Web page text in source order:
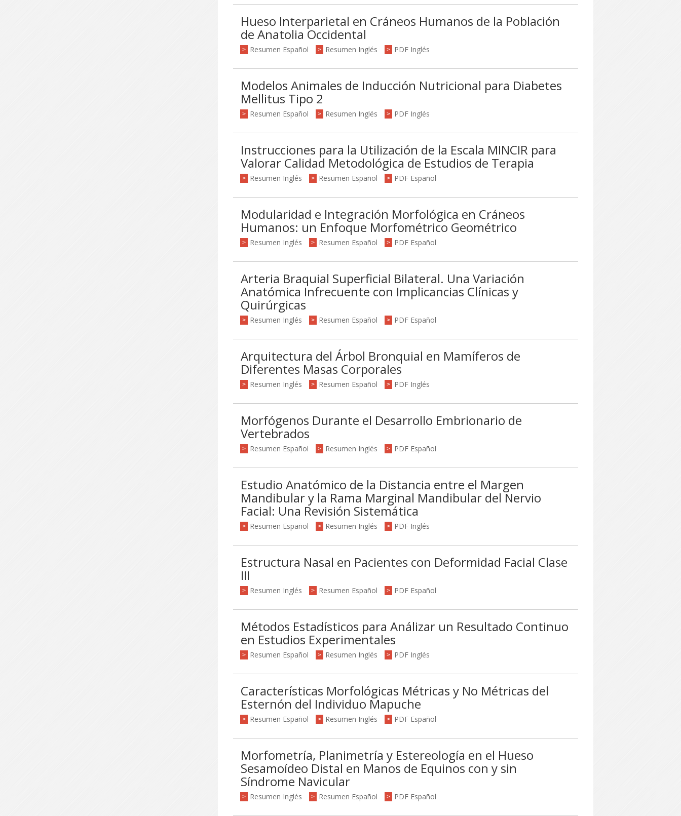
Hueso Interparietal en Cráneos Humanos de la Población
de Anatolia Occidental
> Resumen Español > Resumen Inglés > PDF Inglés
Modelos Animales de Inducción Nutricional para Diabetes
Mellitus Tipo 2
> Resumen Español > Resumen Inglés > PDF Inglés
Instrucciones para la Utilización de la Escala MINCIR para
Valorar Calidad Metodológica de Estudios de Terapia
> Resumen Inglés > Resumen Español > PDF Español
Modularidad e Integración Morfológica en Cráneos
Humanos: un Enfoque Morfométrico Geométrico
> Resumen Inglés > Resumen Español > PDF Español
Arteria Braquial Superficial Bilateral. Una Variación
Anatómica Infrecuente con Implicancias Clínicas y
Quirúrgicas
> Resumen Inglés > Resumen Español > PDF Español
Arquitectura del Árbol Bronquial en Mamíferos de
Diferentes Masas Corporales
> Resumen Inglés > Resumen Español > PDF Inglés
Morfógenos Durante el Desarrollo Embrionario de
Vertebrados
> Resumen Español > Resumen Inglés > PDF Español
Estudio Anatómico de la Distancia entre el Margen
Mandibular y la Rama Marginal Mandibular del Nervio
Facial: Una Revisión Sistemática
> Resumen Español > Resumen Inglés > PDF Inglés
Estructura Nasal en Pacientes con Deformidad Facial Clase
III
> Resumen Inglés > Resumen Español > PDF Español
Métodos Estadísticos para Análizar un Resultado Continuo
en Estudios Experimentales
> Resumen Español > Resumen Inglés > PDF Inglés
Características Morfológicas Métricas y No Métricas del
Esternón del Individuo Mapuche
> Resumen Español > Resumen Inglés > PDF Español
Morfometría, Planimetría y Estereología en el Hueso
Sesamoídeo Distal en Manos de Equinos con y sin
Síndrome Navicular
> Resumen Inglés > Resumen Español > PDF Español